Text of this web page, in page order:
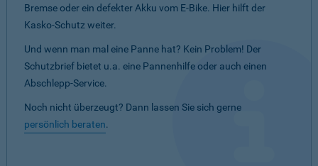
Bremse oder ein defekter Akku vom E-Bike. Hier hilft der
Kasko-Schutz weiter.
Und wenn man mal eine Panne hat? Kein Problem! Der
Schutzbrief bietet u.a. eine Pannenhilfe oder auch einen
Abschlepp-Service.
Noch nicht überzeugt? Dann lassen Sie sich gerne
persönlich beraten.